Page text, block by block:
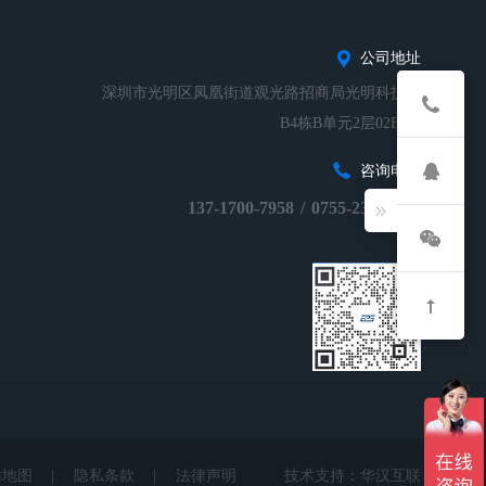
公司地址
深圳市光明区凤凰街道观光路招商局光明科技园
B4栋B单元2层02B-01
咨询电话
137-1700-7958 / 0755-23248674
图 隐私条款 法律声明 技术支持： 华汉互联